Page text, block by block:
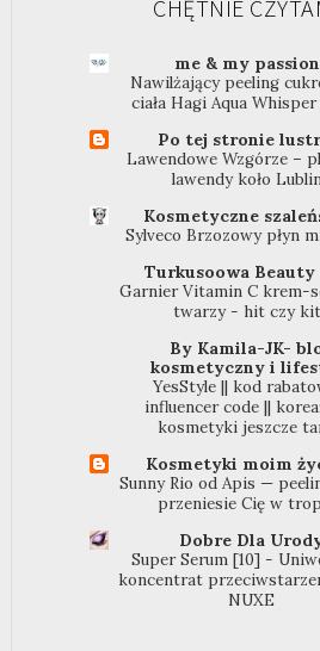
CHĘTNIE
me & my
Nawilżający peeling
ciała Hagi Aqua
Po tej stronie
Lawendowe Wzgórze –
lawendy koło
Kosmetyczne
Sylveco Brzozowy płyn
Turkusoowa Beauty
Garnier Vitamin C krem-
twarzy - hit czy
By Kamila-JK-
kosmetyczny i
YesStyle || kod
influencer code ||
kosmetyki jeszcze
Kosmetyki moim
Sunny Rio od Apis —
przeniesie Cię w
Dobre Dla
Super Serum [10] -
koncentrat
NUXE